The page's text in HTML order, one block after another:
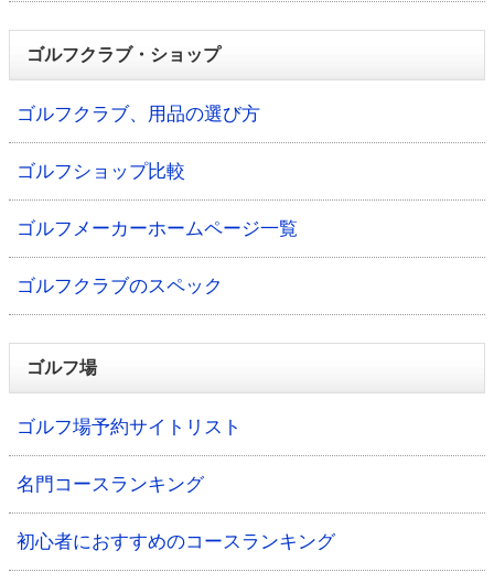
ゴルフクラブ・ショップ
ゴルフクラブ、用品の選び方
ゴルフショップ比較
ゴルフメーカーホームページ一覧
ゴルフクラブのスペック
ゴルフ場
ゴルフ場予約サイトリスト
名門コースランキング
初心者におすすめのコースランキング